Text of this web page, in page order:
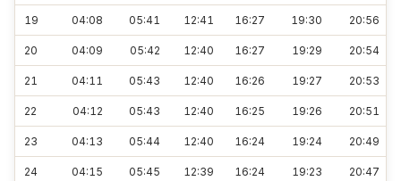
19 04:08 05:41 12:41 16:27 19:30 20:56
20 04:09 05:42 12:40 16:27 19:29 20:54
21 04:11 05:43 12:40 16:26 19:27 20:53
22 04:12 05:43 12:40 16:25 19:26 20:51
23 04:13 05:44 12:40 16:24 19:24 20:49
24 04:15 05:45 12:39 16:24 19:23 20:47